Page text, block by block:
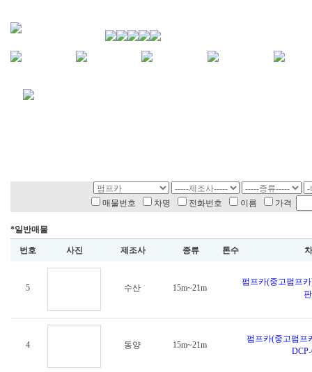
매물번호 차명 전화번호 이름 가격
*일반매물
번호 사진 제조사 종류 톤수
5 수산 15m~21m
펌프카(중고펌프
4 동양 15m~21m
펌프카(중고펌프